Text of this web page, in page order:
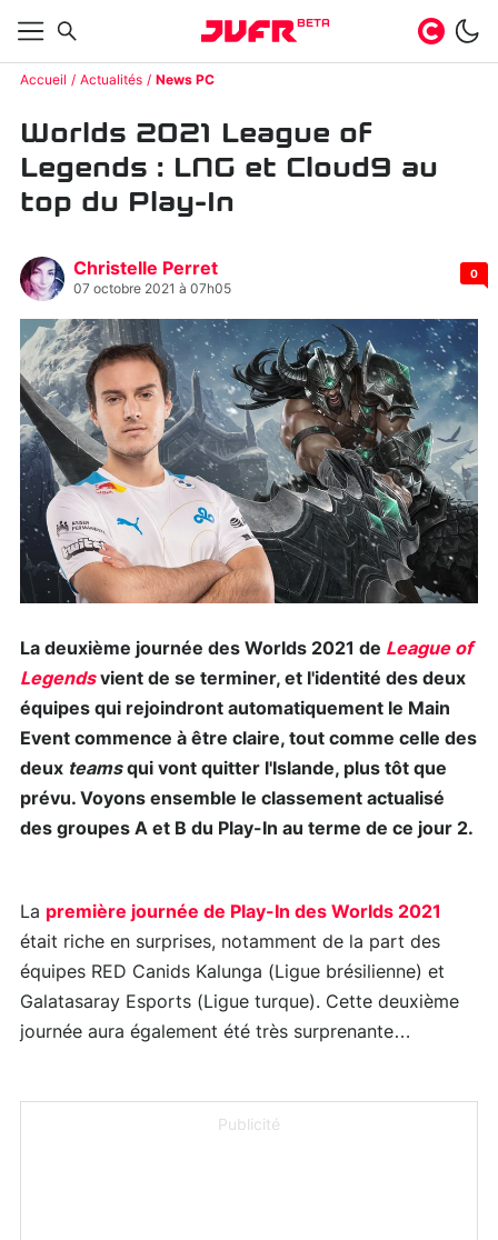
BETA
Accueil Actualités News PC
Worlds 2021 League of
Legends : LNG et Cloud9 au
top du Play-In
Christelle Perret
07 octobre 2021 à 07h05
0
La deuxième journée des Worlds 2021 de League of
Legendsvient de se terminer, et l'identité des deux
équipes qui rejoindront automatiquement le Main
Event commence à être claire, tout comme celle des
deux teamsqui vont quitter l'Islande, plus tôt que
prévu. Voyons ensemble le classement actualisé
des groupes A et B du Play-In au terme de ce jour 2.
La première journée de Play-In des Worlds 2021
était riche en surprises, notamment de la part des
équipes RED Canids Kalunga (Ligue brésilienne) et
Galatasaray Esports (Ligue turque). Cette deuxième
journée aura également été très surprenante…
Publicité